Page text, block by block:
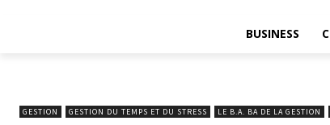
BUSINESS
GESTION GESTION DU TEMPS ET DU STRESS LE B.A. BA DE LA GESTION